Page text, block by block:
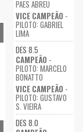
PAES ABREU
VICE CAMPEÃO -
PILOTO: GABRIEL
LIMA
DES 8.5
CAMPEÃO -
PILOTO: MARCELO
BONATTO
VICE CAMPEÃO -
PILOTO: GUSTAVO
S. VIEIRA
DES 8.0